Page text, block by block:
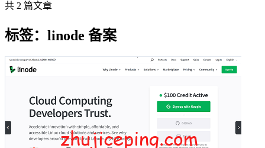
共 2 篇文章
标签：linode 备案